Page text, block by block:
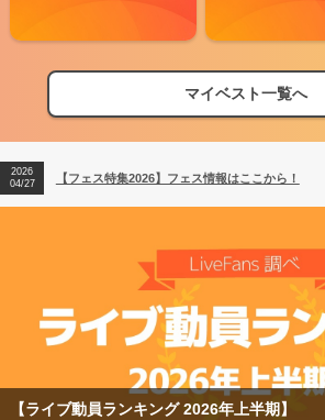
マイベスト一覧へ
【フェス特集2026】フェス情報はここから！
【ライブ動員ランキング】2026年上半期編発表！
2026
04/27
【フェス特集2026】フェス情報はここから！
2026
【ライブ動員ランキング 2026年上半期】